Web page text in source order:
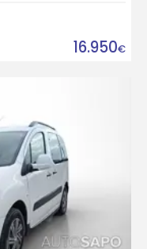
16.950€